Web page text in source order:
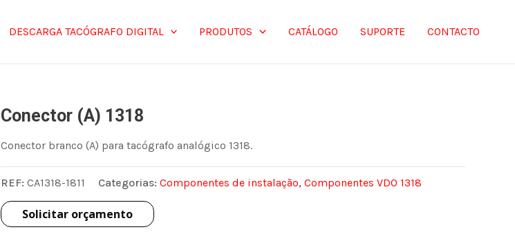
DESCARGA TACÓGRAFO DIGITAL PRODUTOS CATÁLOGO SUPORTE CONTACTO
Conector (A) 1318
Conector branco (A) para tacógrafo analógico 1318.
REF: CA1318-1811 Categorias: Componentes de instalação, Componentes VDO 1318
Solicitar orçamento